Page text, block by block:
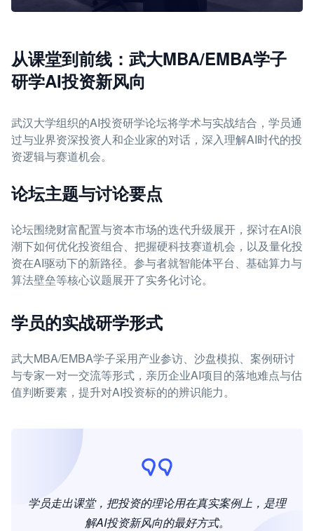
从课堂到前线：武大MBA/EMBA学子
研学AI投资新风向
武汉大学组织的AI投资研学论坛将学术与实战结合，学员通
过与业界资深投资人和企业家的对话，深入理解AI时代的投
资逻辑与赛道机会。
论坛主题与讨论要点
论坛围绕财富配置与资本市场的迭代升级展开，探讨在AI浪
潮下如何优化投资组合、把握硬科技赛道机会，以及量化投
资在AI驱动下的新路径。参与者就智能体平台、基础算力与
算法壁垒等核心议题展开了实务化讨论。
学员的实战研学形式
武大MBA/EMBA学子采用产业参访、沙盘模拟、案例研讨
与专家一对一交流等形式，亲历企业AI项目的落地难点与估
值判断要素，提升对AI投资标的的辨识能力。
学员走出课堂，把投资的理论用在真实案例上，是理
解AI投资新风向的最好方式。